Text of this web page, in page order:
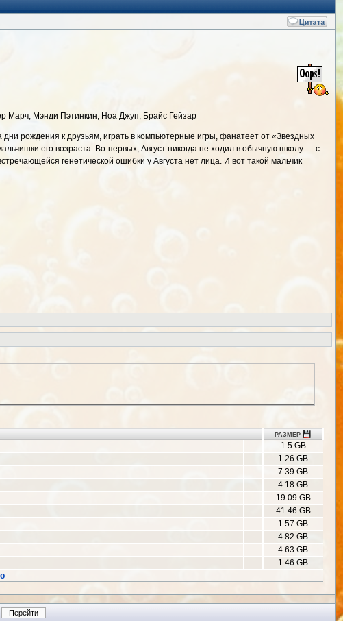
Марч, Мэнди Пэтинкин, Ноа Джуп, Брайс Гейзар
рождения к друзьям, играть в компьютерные игры, фанатеет от «Звездных
его возраста. Во-первых, Август никогда не ходил в обычную школу — с
генетической ошибки у Августа нет лица. И вот такой мальчик
РАЗМЕР
1.5 GB
1.26 GB
7.39 GB
4.18 GB
19.09 GB
41.46 GB
1.57 GB
4.82 GB
4.63 GB
1.46 GB